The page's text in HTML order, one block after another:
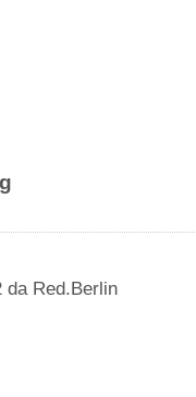
da Red.Berlin